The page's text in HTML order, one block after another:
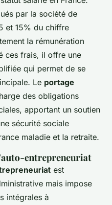
par la société de
et 15% du chiffre
la rémunération
ces frais, il offre une
qui permet de se
Le portage
des obligations
apportant un soutien
sécurité sociale
maladie et la retraite.
entrepreneuriat
est
mais impose
intégrales à